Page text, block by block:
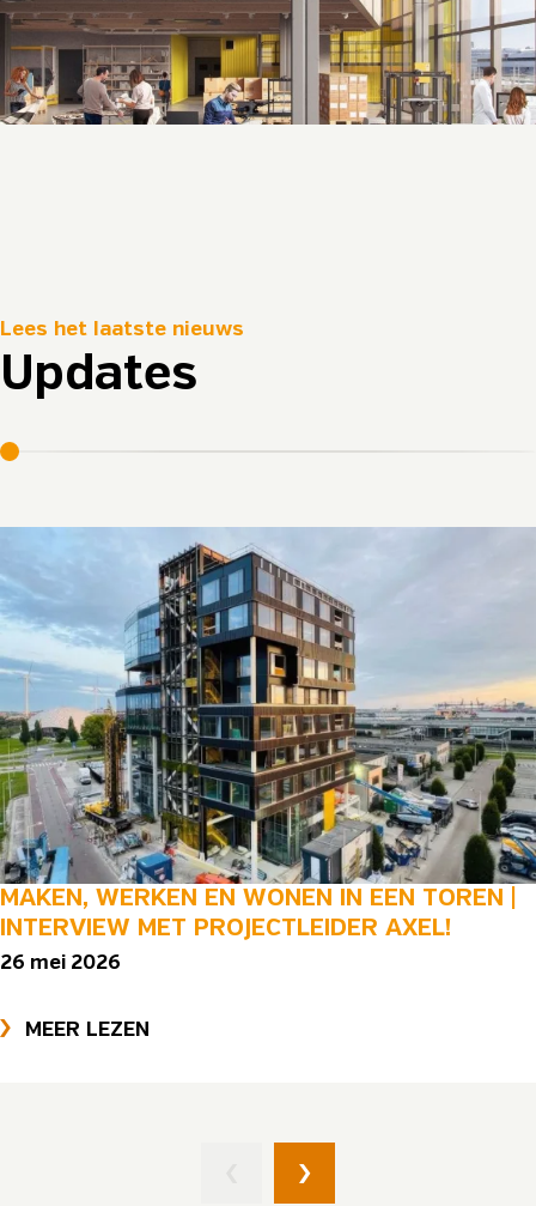
Lees het laatste nieuws
Updates
MAKEN, WERKEN EN WONEN IN EEN TOREN |
INTERVIEW MET PROJECTLEIDER AXEL!
26 mei 2026
MEER LEZEN